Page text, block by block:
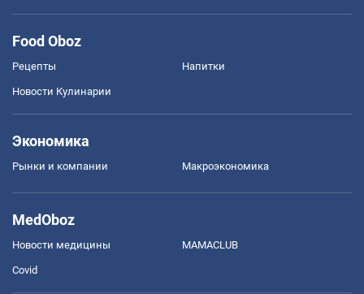
Food Oboz
Рецепты Напитки
Новости Кулинарии
Экономика
Рынки и компании Mакроэкономика
MedOboz
Новости медицины MAMACLUB
Covid